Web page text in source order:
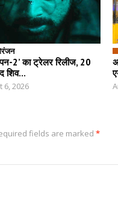
2’ का ट्रेलर रिलीज, 20
शिव...
6, 2026
fields are marked *